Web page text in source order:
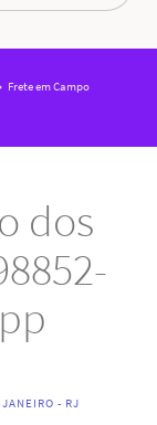
Frete em Campo
dos
- RJ